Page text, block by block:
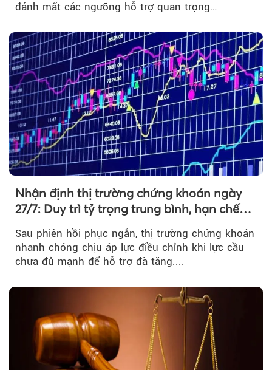
đánh mất các ngưỡng hỗ trợ quan trọng…
Nhận định thị trường chứng khoán ngày
27/7: Duy trì tỷ trọng trung bình, hạn chế
Sau phiên hồi phục ngắn, thị trường chứng khoán
nhanh chóng chịu áp lực điều chỉnh khi lực cầu
chưa đủ mạnh để hỗ trợ đà tăng....